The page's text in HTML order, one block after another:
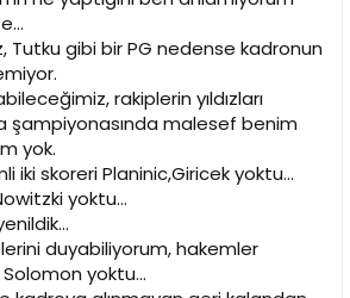
Tutku gibi bir PG nedense kadronun
rakiplerin yıldızları
şampiyonasında malesef benim
yok.
iki skoreri Planinic,Giricek yoktu...
yoktu...
duyabiliyorum, hakemler
yoktu...